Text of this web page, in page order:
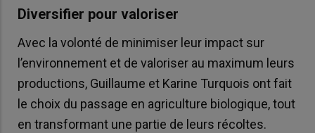
Diversifier pour valoriser
Avec la volonté de minimiser leur impact sur
l’environnement et de valoriser au maximum leurs
productions, Guillaume et Karine Turquois ont fait
le choix du passage en agriculture biologique, tout
en transformant une partie de leurs récoltes.